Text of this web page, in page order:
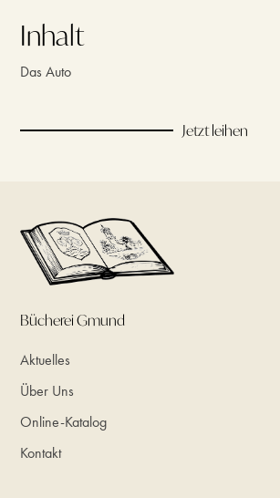
Inhalt
Das Auto
Jetzt leihen
Bücherei Gmund
Aktuelles
Über Uns
Online-Katalog
Kontakt